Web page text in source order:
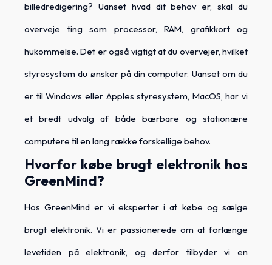
billedredigering? Uanset hvad dit behov er, skal du
overveje ting som processor, RAM, grafikkort og
hukommelse. Det er også vigtigt at du overvejer, hvilket
styresystem du ønsker på din computer. Uanset om du
er til Windows eller Apples styresystem, MacOS, har vi
et bredt udvalg af både bærbare og stationære
computere til en lang række forskellige behov.
Hvorfor købe brugt elektronik hos
GreenMind?
Hos GreenMind er vi eksperter i at købe og sælge
brugt elektronik. Vi er passionerede om at forlænge
levetiden på elektronik, og derfor tilbyder vi en